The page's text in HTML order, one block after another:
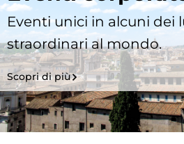
Eventi unici in alcuni dei
straordinari al mondo.
Scopri di più